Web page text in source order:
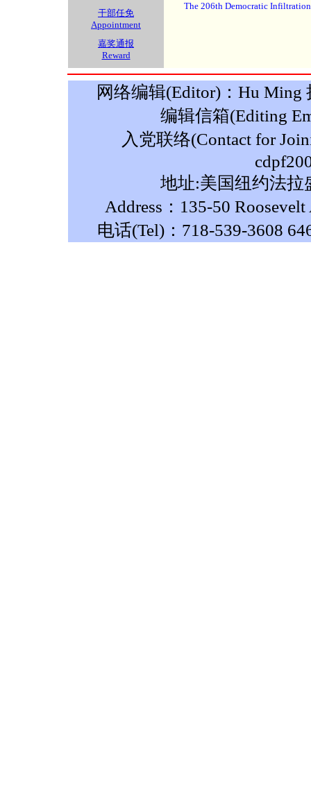
干部任免
Appointment
嘉奖通报
Reward
The 206th Democratic
网络编辑(Editor)：Hu Ming
编辑信箱(Editing
入党联络(Contact for
地址:美国纽约法拉
Address：135-50
电话(Tel)：718-539-3608